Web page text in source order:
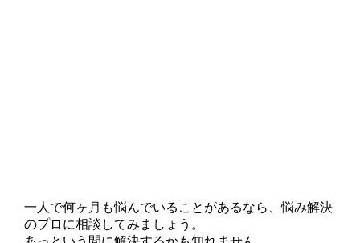
一人で何ヶ月も悩んでいることがあるなら、悩み解決
のプロに相談してみましょう。